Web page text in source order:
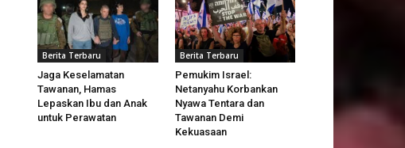
Berita Terbaru
Jaga Keselamatan
Tawanan, Hamas
Lepaskan Ibu dan Anak
untuk Perawatan
Berita Terbaru
Pemukim Israel:
Netanyahu Korbankan
Nyawa Tentara dan
Tawanan Demi
Kekuasaan